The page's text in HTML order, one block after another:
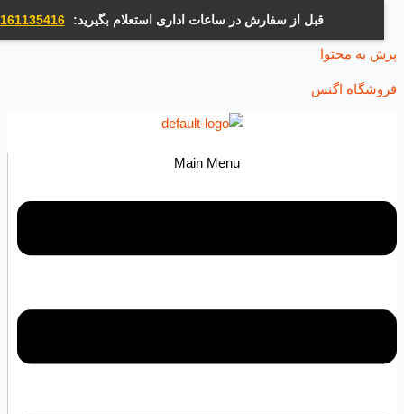
قبل از سفارش در ساعات اداری استعلام بگیرید: 09161135416
محتوا
اگنس
Main Menu